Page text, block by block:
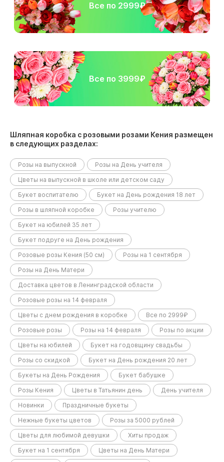
Все по 2999₽
Все по 3999₽
Шляпная коробка с розовыми розами Кения размещен
в следующих разделах:
Розы на выпускной
Розы на День учителя
Цветы на выпускной в школе или детском саду
Букет воспитателю
Букет на День рождения 18 лет
Розы в шляпной коробке
Розы учителю
Букет на юбилей 35 лет
Букет подруге на День рождения
Розовые розы Кения (50 см)
Розы на 1 сентября
Розы на День Матери
Доставка цветов в Ленинградской области
Розовые розы на 14 февраля
Цветы с днем рождения в коробке
Все по 2999₽
Розовые розы
Розы на 14 февраля
Розы по акции
Цветы на юбилей
Букет на годовщину свадьбы
Розы со скидкой
Букет на День рождения 20 лет
Букеты на День Рождения
Букет бабушке
Розы Кения
Цветы в Татьянин день
День учителя
Новинки
Праздничные букеты
Нежные букеты цветов
Розы за 5000 рублей
Цветы для любимой девушки
Хиты продаж
Букет на 1 сентября
Цветы на День Матери